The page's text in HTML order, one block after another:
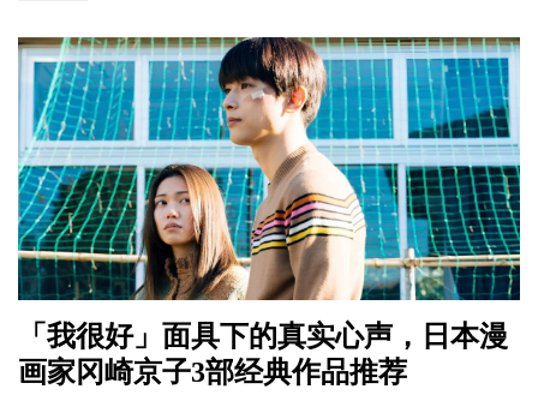
「我很好」面具下的真实心声，日本漫
画家冈崎京子3部经典作品推荐